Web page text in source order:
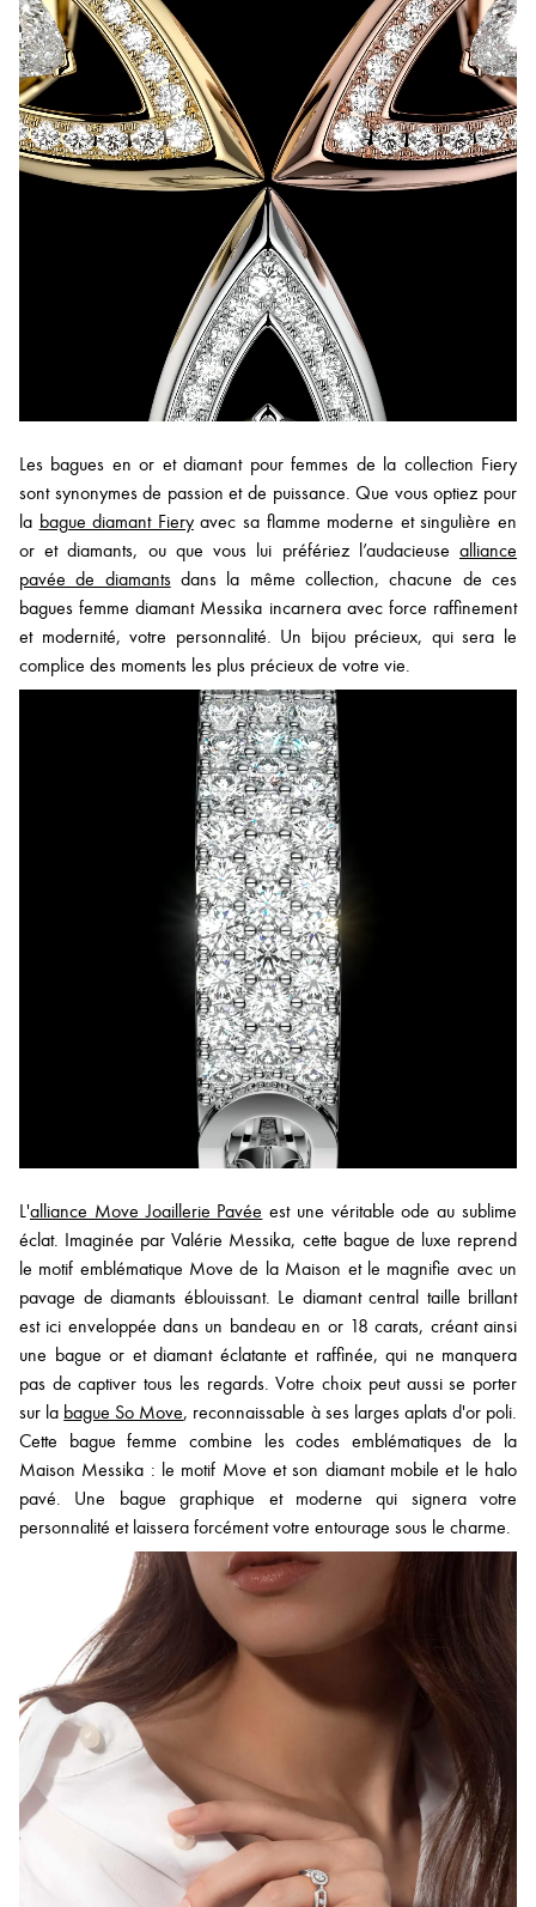
Les bagues en or et diamant pour femmes de la collection Fiery
sont synonymes de passion et de puissance. Que vous optiez pour
la bague diamant Fieryavec sa flamme moderne et singulière en
or et diamants, ou que vous lui préfériez l’audacieuse alliance
pavée de diamantsdans la même collection, chacune de ces
bagues femme diamant Messika incarnera avec force raffinement
et modernité, votre personnalité. Un bijou précieux, qui sera le
complice des moments les plus précieux de votre vie.
L'alliance Move Joaillerie Pavée est une véritable ode au sublime
éclat. Imaginée par Valérie Messika, cette bague de luxe reprend
le motif emblématique Move de la Maison et le magnifie avec un
pavage de diamants éblouissant. Le diamant central taille brillant
est ici enveloppée dans un bandeau en or 18 carats, créant ainsi
une bague or et diamant éclatante et raffinée, qui ne manquera
pas de captiver tous les regards. Votre choix peut aussi se porter
sur la bague So Move, reconnaissable à ses larges aplats d'or poli.
Cette bague femme combine les codes emblématiques de la
Maison Messika : le motif Move et son diamant mobile et le halo
pavé. Une bague graphique et moderne qui signera votre
personnalité et laissera forcément votre entourage sous le charme.